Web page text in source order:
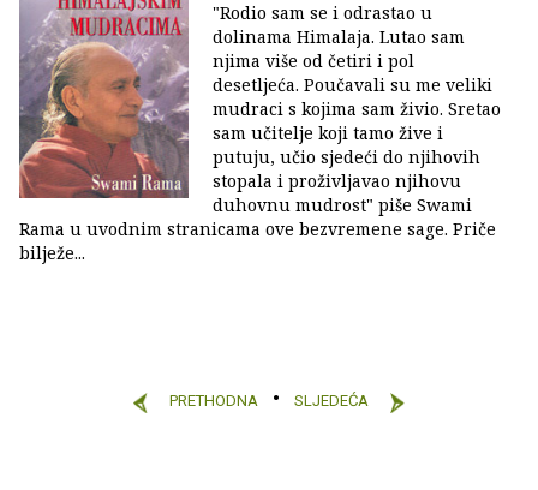
"Rodio sam se i odrastao u
dolinama Himalaja. Lutao sam
njima više od četiri i pol
desetljeća. Poučavali su me veliki
mudraci s kojima sam živio. Sretao
sam učitelje koji tamo žive i
putuju, učio sjedeći do njihovih
stopala i proživljavao njihovu
duhovnu mudrost" piše Swami
Rama u uvodnim stranicama ove bezvremene sage. Priče
bilježe...
PRETHODNA SLJEDEĆA